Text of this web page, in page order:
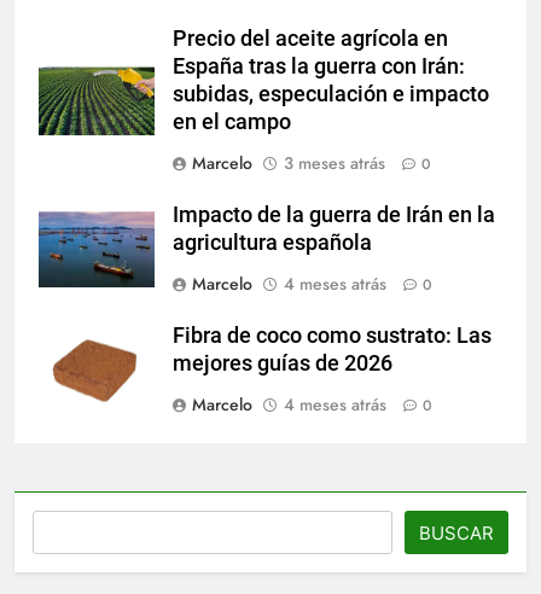
Precio del aceite agrícola en
España tras la guerra con Irán:
subidas, especulación e impacto
en el campo
Marcelo
3 meses atrás 0
Impacto de la guerra de Irán en la
agricultura española
Marcelo
4 meses atrás 0
Fibra de coco como sustrato: Las
mejores guías de 2026
Marcelo
4 meses atrás 0
BUSCAR